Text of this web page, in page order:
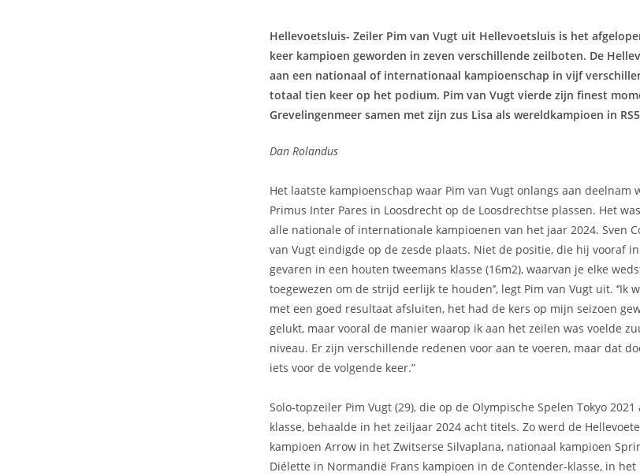
Hellevoetsluis- Zeiler Pim van Vugt uit Hellevoetsluis is het
keer kampioen geworden in zeven verschillende zeilboten. De
aan een nationaal of internationaal kampioenschap in vijf
totaal tien keer op het podium. Pim van Vugt vierde zijn finest
Grevelingenmeer samen met zijn zus Lisa als wereldkampioen in
Dan Rolandus
Het laatste kampioenschap waar Pim van Vugt onlangs aan deelnam
Primus Inter Pares in Loosdrecht op de Loosdrechtse plassen. Het
alle nationale of internationale kampioenen van het jaar 2024. Sven
van Vugt eindigde op de zesde plaats. Niet de positie, die hij vooraf in
gevaren in een houten tweemans klasse (16m2), waarvan je elke
toegewezen om de strijd eerlijk te houden’’, legt Pim van Vugt uit.
met een goed resultaat afsluiten, het had de kers op mijn seizoen
gelukt, maar vooral de manier waarop ik aan het zeilen was voelde
niveau. Er zijn verschillende redenen voor aan te voeren, maar dat
iets voor de volgende keer.”
Solo-topzeiler Pim Vugt (29), die op de Olympische Spelen Tokyo
klasse, behaalde in het zeiljaar 2024 acht titels. Zo werd de
kampioen Arrow in het Zwitserse Silvaplana, nationaal kampioen
Diélette in Normandië Frans kampioen in de Contender-klasse, in het